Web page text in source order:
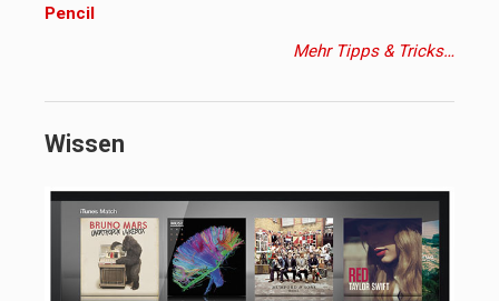
Pencil
Mehr Tipps & Tricks…
Wissen